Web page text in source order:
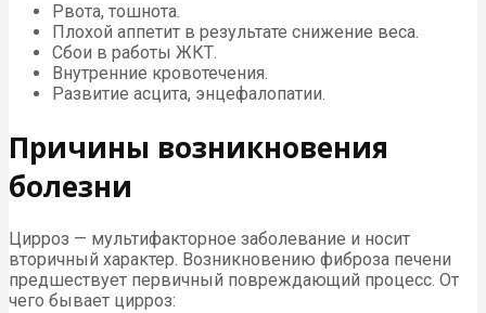
Рвота, тошнота.
Плохой аппетит в результате снижение веса.
Сбои в работы ЖКТ.
Внутренние кровотечения.
Развитие асцита, энцефалопатии.
Причины возникновения
болезни
Цирроз — мультифакторное заболевание и носит
вторичный характер. Возникновению фиброза печени
предшествует первичный повреждающий процесс. От
чего бывает цирроз: